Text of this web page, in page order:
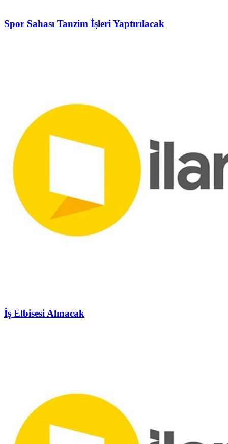
Spor Sahası Tanzim İşleri Yaptırılacak
İş Elbisesi Alınacak